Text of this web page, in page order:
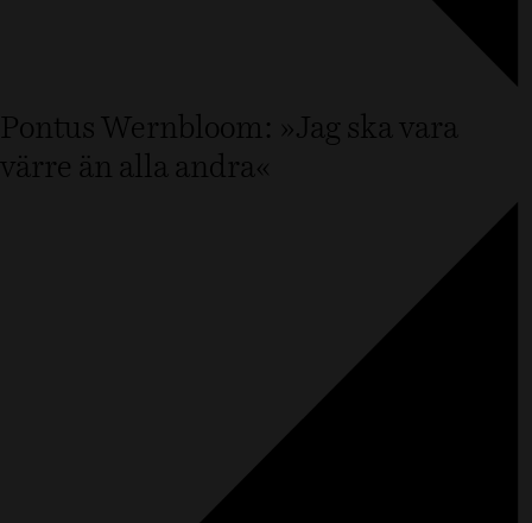
Pontus Wernbloom: »Jag ska vara
värre än alla andra«